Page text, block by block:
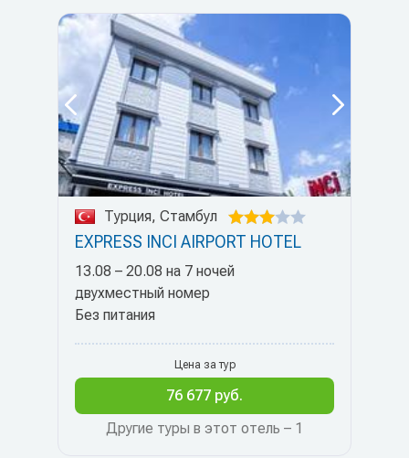
Турция, Стамбул
EXPRESS INCI AIRPORT HOTEL
13.08 – 20.08 на 7 ночей
двухместный номер
Без питания
Другие туры в этот отель – 1
Цена за тур
76 677 руб.